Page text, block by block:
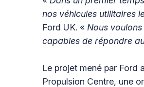
nos véhicules utilitaires
Ford UK. « Nous
capables de répondre
Le projet mené par Ford
Propulsion Centre, une